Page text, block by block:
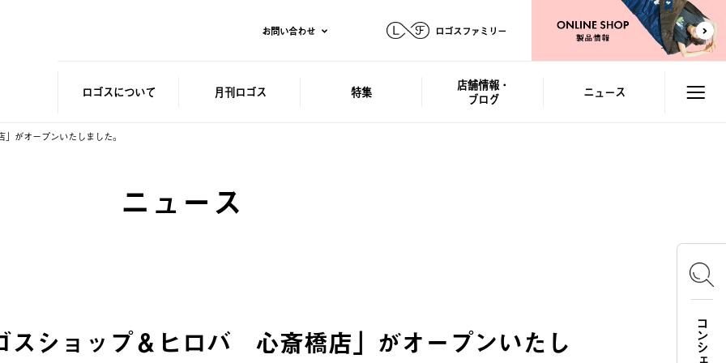
お問い合わせ ロゴスファミリー
ロゴスについて 月刊ロゴス 特集
店舗情報・
ブログ
ニュース
がオープンいたしました。
ニュース
スショップ＆ヒロバ 心斎橋店」がオープンいたし